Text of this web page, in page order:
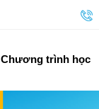
Chương trình học